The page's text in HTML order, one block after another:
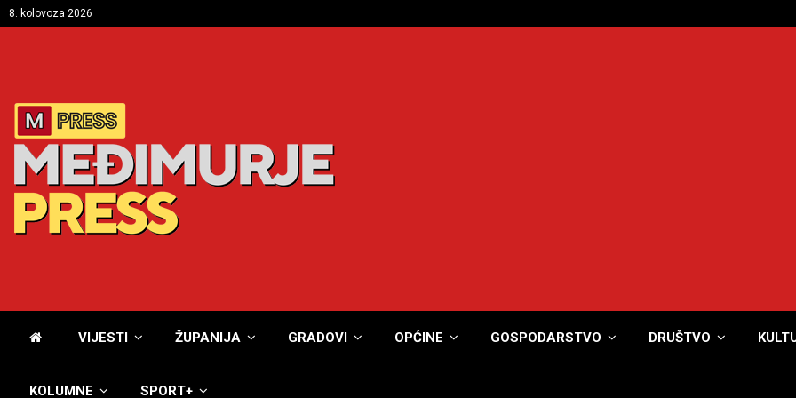
8. kolovoza 2026
VIJESTI ŽUPANIJA GRADOVI OPĆINE GOSPODARSTVO DRUŠTVO
KOLUMNE SPORT+